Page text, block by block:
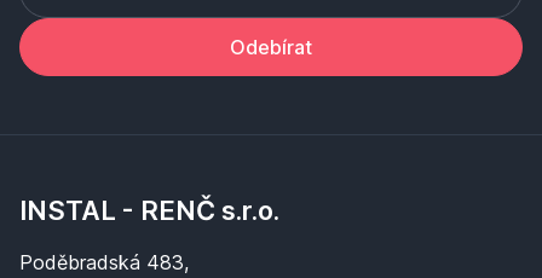
Odebírat
INSTAL - RENČ s.r.o.
Poděbradská 483,